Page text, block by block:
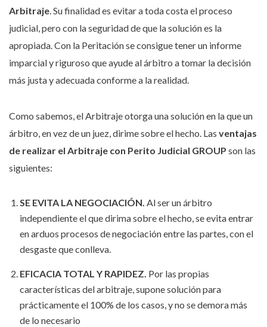
Arbitraje. Su finalidad es evitar a toda costa el proceso
judicial, pero con la seguridad de que la solución es la
apropiada. Con la Peritación se consigue tener un informe
imparcial y riguroso que ayude al árbitro a tomar la decisión
más justa y adecuada conforme a la realidad.
Como sabemos, el Arbitraje otorga una solución en la que un
árbitro, en vez de un juez, dirime sobre el hecho. Las ventajas
de realizar el Arbitraje con Perito Judicial GROUP son las
siguientes:
SE EVITA LA NEGOCIACIÓN. Al ser un árbitro
independiente el que dirima sobre el hecho, se evita entrar
en arduos procesos de negociación entre las partes, con el
desgaste que conlleva.
EFICACIA TOTAL Y RAPIDEZ. Por las propias
características del arbitraje, supone solución para
prácticamente el 100% de los casos, y no se demora más
de lo necesario